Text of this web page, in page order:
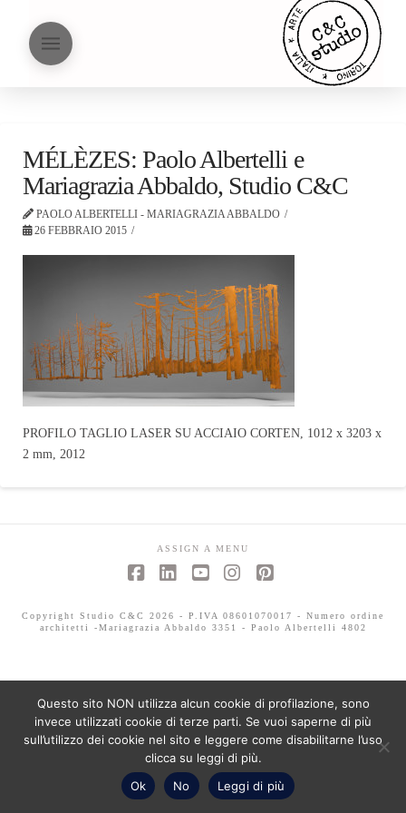
MÉLÈZES: Paolo Albertelli e
Mariagrazia Abbaldo, Studio C&C
PAOLO ALBERTELLI - MARIAGRAZIA ABBALDO
26 FEBBRAIO 2015
PROFILO TAGLIO LASER SU ACCIAIO CORTEN, 1012 x 3203 x
2 mm, 2012
ASSIGN A MENU
Copyright Studio C&C 2026 - P.IVA 08601070017 - Numero ordine
architetti -Mariagrazia Abbaldo 3351 - Paolo Albertelli 4802
Questo sito NON utilizza alcun cookie di profilazione, sono
invece utilizzati cookie di terze parti. Se vuoi saperne di più
sull’utilizzo dei cookie nel sito e leggere come disabilitarne l’uso
clicca su leggi di più.
Ok
No Leggi di più